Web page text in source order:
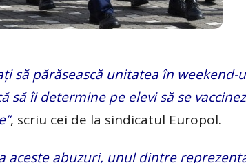
să părăsească unitatea în
să îi determine pe elevi să se
, scriu cei de la sindicatul Europol.
aceste abuzuri, unul dintre